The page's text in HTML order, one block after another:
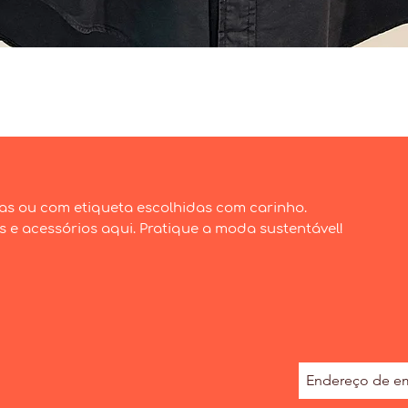
ou com etiqueta escolhidas com carinho.
e acessórios aqui. Pratique a moda sustentável!